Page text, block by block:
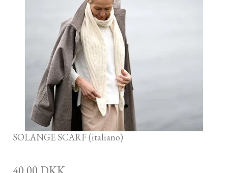
SOLANGE SCARF (italiano)